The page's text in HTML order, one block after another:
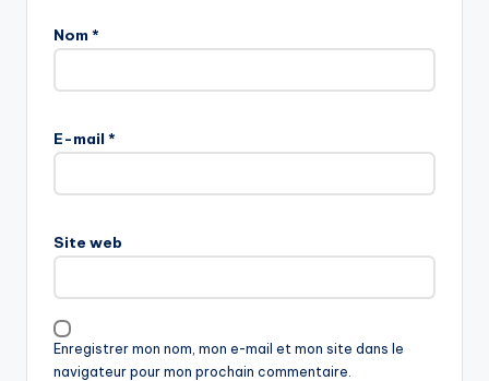
Nom *
E-mail *
Site web
Enregistrer mon nom, mon e-mail et mon site dans le
navigateur pour mon prochain commentaire.